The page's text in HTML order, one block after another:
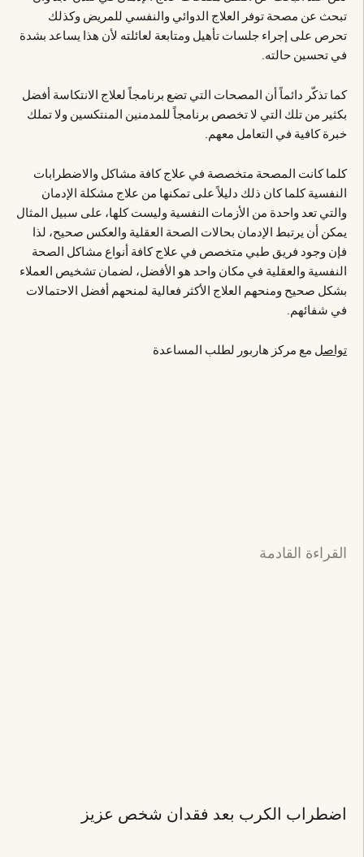
تبحث عن مصحة توفر العلاج الدوائي والنفسي للمريض وكذلك
تحرص على إجراء جلسات تأهيل ومتابعة لعائلته لأن هذا يساعد بشدة
في تحسين حالته.
كما تذكّر دائماً أن المصحات التي تضع برنامجاً لعلاج الانتكاسة أفضل
بكثير من تلك التي لا تخصص برنامجاً للمدمنين المنتكسين ولا تملك
خبرة كافية في التعامل معهم.
كلما كانت المصحة متخصصة في علاج كافة مشاكل والاضطرابات
النفسية كلما كان ذلك دليلاً على تمكنها من علاج مشكلة الإدمان
والتي تعد واحدة من الأزمات النفسية وليست كلها، على سبيل المثال
يمكن أن يرتبط الإدمان بحالات الصحة العقلية والعكس صحيح، لذا
فإن وجود فريق طبي متخصص في علاج كافة أنواع مشاكل الصحة
النفسية والعقلية في مكان واحد هو الأفضل، لضمان تشخيص العملاء
بشكل صحيح ومنحهم العلاج الأكثر فعالية لمنحهم أفضل الاحتمالات
في شفائهم.
تواصل مع مركز هاربور لطلب المساعدة
القراءة القادمة
اضطراب الكرب بعد فقدان شخص عزيز